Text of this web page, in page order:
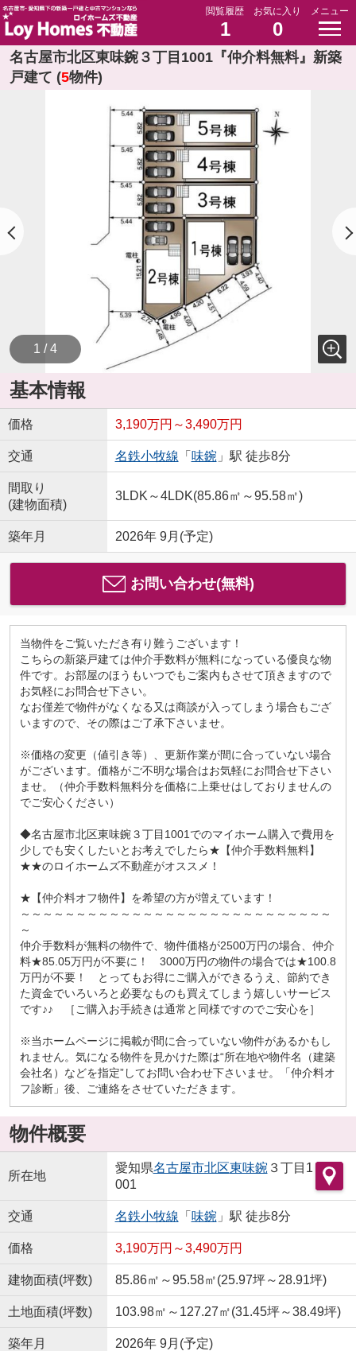
閲覧履歴
1
お気に入り
0
メニュー
名古屋市北区東味鋺３丁目1001『仲介料無料』新築
戸建て (5物件)
1 / 4
基本情報
価格 3,190万円～3,490万円
交通 名鉄小牧線 「 味鋺 」駅 徒歩8分
間取り
(建物面積)
3LDK～4LDK(85.86㎡～95.58㎡)
築年月 2026年 9月(予定)
お問い合わせ(無料)
当物件をご覧いただき有り難うございます！
こちらの新築戸建ては仲介手数料が無料になっている優良な物
件です。お部屋のほうもいつでもご案内もさせて頂きますので
お気軽にお問合せ下さい。
なお僅差で物件がなくなる又は商談が入ってしまう場合もござ
いますので、その際はご了承下さいませ。
※価格の変更（値引き等）、更新作業が間に合っていない場合
がございます。価格がご不明な場合はお気軽にお問合せ下さい
ませ。（仲介手数料無料分を価格に上乗せはしておりませんの
でご安心ください）
◆名古屋市北区東味鋺３丁目1001でのマイホーム購入で費用を
少しでも安くしたいとお考えでしたら★【仲介手数料無料】
★★のロイホームズ不動産がオススメ！
★【仲介料オフ物件】を希望の方が増えています！
～～～～～～～～～～～～～～～～～～～～～～～～～～～～
～
仲介手数料が無料の物件で、物件価格が2500万円の場合、仲介
料★85.05万円が不要に！ 3000万円の物件の場合では★100.8
万円が不要！ とってもお得にご購入ができるうえ、節約でき
た資金でいろいろと必要なものも買えてしまう嬉しいサービス
です♪♪ ［ご購入お手続きは通常と同様ですのでご安心を］
※当ホームページに掲載が間に合っていない物件があるかもし
れません。気になる物件を見かけた際は“所在地や物件名（建築
会社名）などを指定”してお問い合わせ下さいませ。「仲介料オ
フ診断」後、ご連絡をさせていただきます。
物件概要
所在地
愛知県名古屋市北区東味鋺 ３丁目1
001
交通 名鉄小牧線 「 味鋺 」駅 徒歩8分
価格 3,190万円～3,490万円
建物面積(坪数) 85.86㎡～95.58㎡(25.97坪～28.91坪)
土地面積(坪数) 103.98㎡～127.27㎡(31.45坪～38.49坪)
築年月 2026年 9月(予定)